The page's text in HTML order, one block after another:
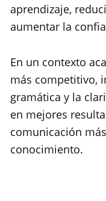
aprendizaje,
aumentar la
En un contexto
más competitivo,
gramática y la
en mejores
comunicación
conocimiento.